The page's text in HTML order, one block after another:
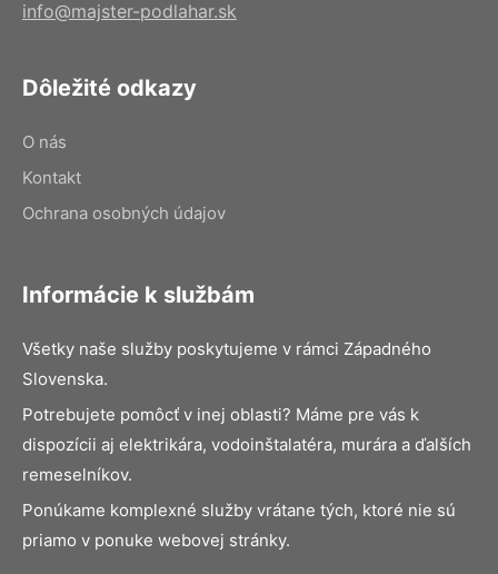
info@majster-podlahar.sk
Dôležité odkazy
O nás
Kontakt
Ochrana osobných údajov
Informácie k službám
Všetky naše služby poskytujeme v rámci Západného
Slovenska.
Potrebujete pomôcť v inej oblasti? Máme pre vás k
dispozícii aj elektrikára, vodoinštalatéra, murára a ďalších
remeselníkov.
Ponúkame komplexné služby vrátane tých, ktoré nie sú
priamo v ponuke webovej stránky.